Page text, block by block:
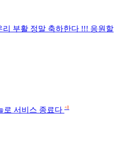
부활 정말 축하한다 !!! 응원할
로 서비스 종료다 +8